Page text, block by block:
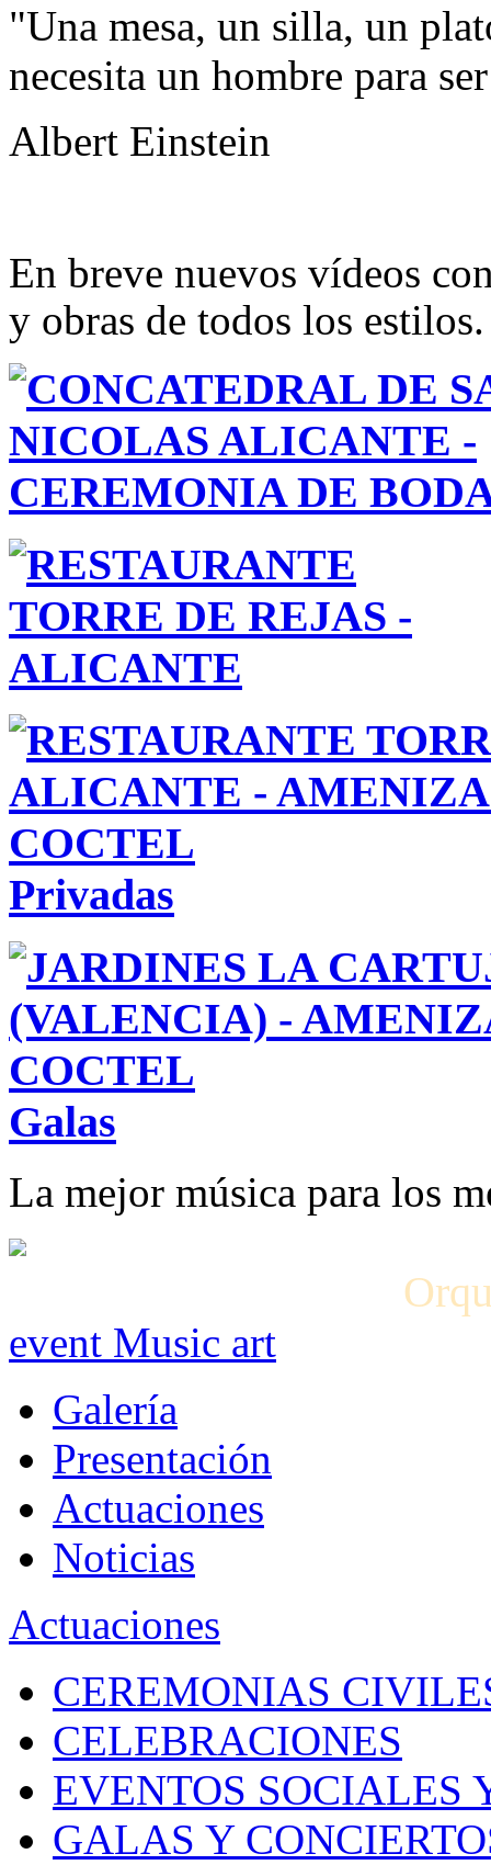
"Una mesa, un silla, un
necesita un hombre para
Albert Einstein
En breve nuevos vídeos
y obras de todos los estilos.
Privadas
Galas
La mejor música para los
event Music art
Galería
Presentación
Actuaciones
Noticias
Actuaciones
CEREMONIAS
CELEBRACIONES
EVENTOS SOCIALES
GALAS Y